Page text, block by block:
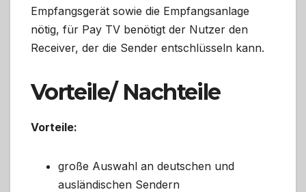
Empfangsgerät sowie die Empfangsanlage
nötig, für Pay TV benötigt der Nutzer den
Receiver, der die Sender entschlüsseln kann.
Vorteile/ Nachteile
Vorteile:
große Auswahl an deutschen und
ausländischen Sendern